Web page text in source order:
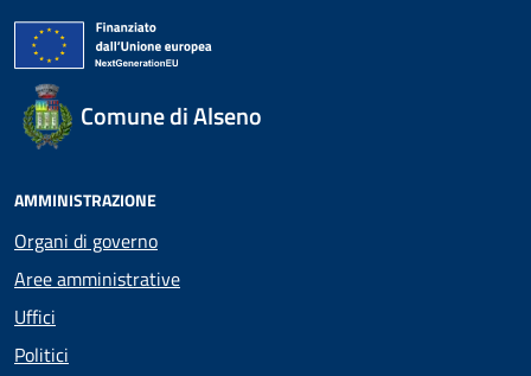
Comune di Alseno
AMMINISTRAZIONE
Organi di governo
Aree amministrative
Uffici
Politici